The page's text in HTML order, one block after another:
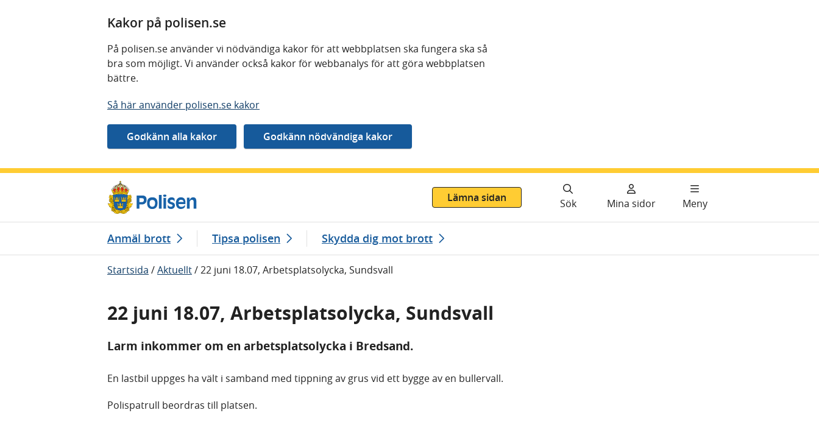
Kakor på polisen.se
På polisen.se använder vi nödvändiga kakor för att webbplatsen ska fungera ska så
bra som möjligt. Vi använder också kakor för webbanalys för att göra webbplatsen
bättre.
Så här använder polisen.se kakor
Lämna sidan
Sök Mina sidor Meny
Anmäl brott Tipsa polisen Skydda dig mot brott
Startsida /Aktuellt/22 juni 18.07, Arbetsplatsolycka, Sundsvall
22 juni 18.07, Arbetsplatsolycka, Sundsvall
Larm inkommer om en arbetsplatsolycka i Bredsand.
En lastbil uppges ha vält i samband med tippning av grus vid ett bygge av en bullervall.
Polispatrull beordras till platsen.